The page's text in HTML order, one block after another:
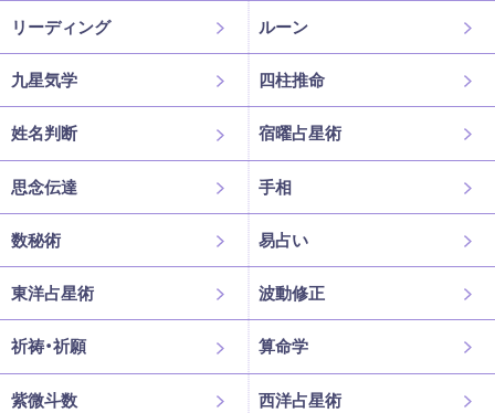
リーディング ルーン
九星気学 四柱推命
姓名判断 宿曜占星術
思念伝達 手相
数秘術 易占い
東洋占星術 波動修正
祈祷・祈願 算命学
紫微斗数 西洋占星術